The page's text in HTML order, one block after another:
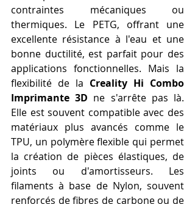
contraintes mécaniques ou
thermiques. Le PETG, offrant une
excellente résistance à l'eau et une
bonne ductilité, est parfait pour des
applications fonctionnelles. Mais la
flexibilité de la Creality Hi Combo
Imprimante 3D ne s'arrête pas là.
Elle est souvent compatible avec des
matériaux plus avancés comme le
TPU, un polymère flexible qui permet
la création de pièces élastiques, de
joints ou d'amortisseurs. Les
filaments à base de Nylon, souvent
renforcés de fibres de carbone ou de